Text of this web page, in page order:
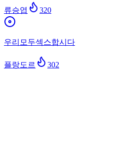
류승엽 320
우리모두섹스합시다
플랑도르 302